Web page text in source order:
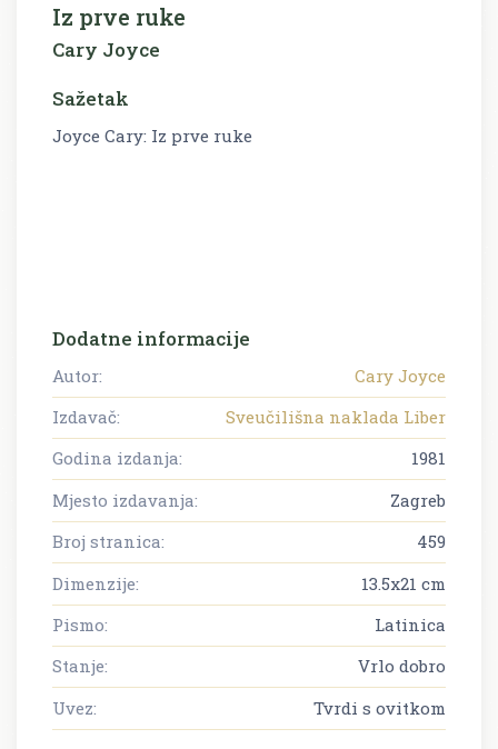
Iz prve ruke
Cary Joyce
Sažetak
Joyce Cary: Iz prve ruke
Dodatne informacije
Autor:
Cary Joyce
Izdavač:
Sveučilišna naklada Liber
Godina izdanja:
1981
Mjesto izdavanja:
Zagreb
Broj stranica:
459
Dimenzije:
13.5x21 cm
Pismo:
Latinica
Stanje:
Vrlo dobro
Uvez:
Tvrdi s ovitkom